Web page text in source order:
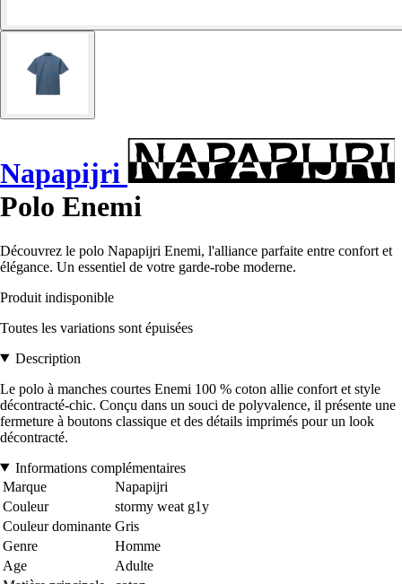
Napapijri
Polo Enemi
Découvrez le polo Napapijri Enemi, l'alliance parfaite entre confort et
élégance. Un essentiel de votre garde-robe moderne.
Produit indisponible
Toutes les variations sont épuisées
Description
Le polo à manches courtes Enemi 100 % coton allie confort et style
décontracté-chic. Conçu dans un souci de polyvalence, il présente une
fermeture à boutons classique et des détails imprimés pour un look
décontracté.
Informations complémentaires
Marque
Napapijri
Couleur
stormy weat g1y
Couleur dominante Gris
Genre
Homme
Age
Adulte